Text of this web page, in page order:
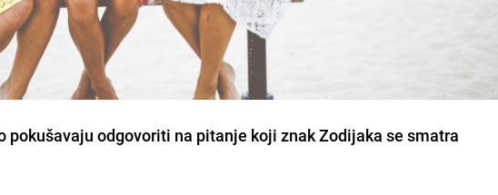
pokušavaju odgovoriti na pitanje koji znak Zodijaka se smatra